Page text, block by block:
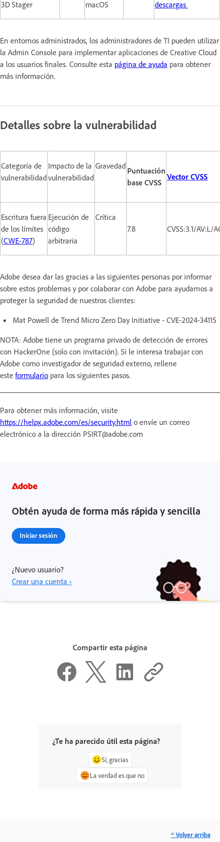
3D Stager
macOS
descargas
En entornos administrados, los administradores de TI pueden utilizar
la Admin Console para implementar aplicaciones de Creative Cloud
a los usuarios finales. Consulte esta página de ayuda para obtener
más información.
Detalles sobre la vulnerabilidad
Categoría de
vulnerabilidad
Impacto de la
vulnerabilidad
Gravedad Puntuación
base CVSS
Vector CVSS
Escritura fuera
de los límites
(CWE-787)
Ejecución de
código
arbitraria
Crítica
7.8
CVSS:3.1/
Adobe desea dar las gracias a las siguientes personas por informar
sobre estos problemas y por colaborar con Adobe para ayudarnos a
proteger la seguridad de nuestros clientes:
Mat Powell de Trend Micro Zero Day Initiative - CVE-2024-34115
NOTA: Adobe tiene un programa privado de detección de errores
con HackerOne (solo con invitación). Si le interesa trabajar con
Adobe como investigador de seguridad externo, rellene
este formulario para los siguientes pasos.
Para obtener más información, visite
https://helpx.adobe.com/es/security.html o envíe un correo
electrónico a la dirección PSIRT@adobe.com
Obtén ayuda de forma más rápida y sencilla
Iniciar sesión
¿Nuevo usuario?
Crear una cuenta ›
Compartir esta página
¿Te ha parecido útil esta página?
Sí, gracias
La verdad es que no
^ Volver arriba